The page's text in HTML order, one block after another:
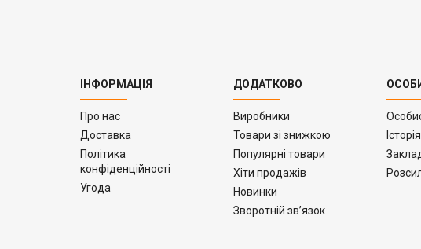
ІНФОРМАЦІЯ
Про нас
Доставка
Політика
конфіденційності
Угода
ДОДАТКОВО
Виробники
Товари зі знижкою
Популярні товари
Хіти продажів
Новинки
Зворотній зв’язок